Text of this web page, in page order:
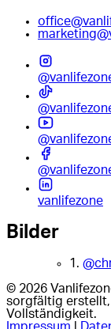
vanlifezone
Bilder
1.
© 2026
sorgfältig erstellt,
Vollständigkeit.